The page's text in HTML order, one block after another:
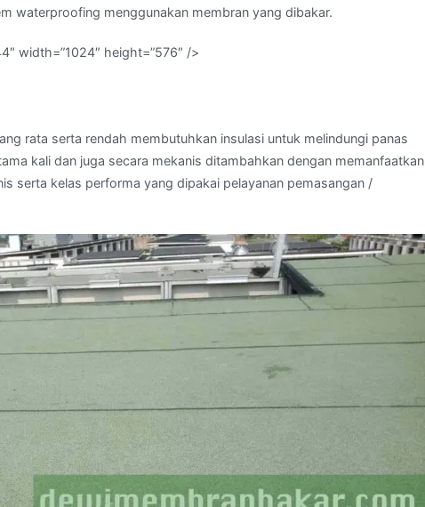
waterproofing menggunakan membran yang dibakar.
width=”1024″ height=”576″ />
rata serta rendah membutuhkan insulasi untuk melindungi panas
kali dan juga secara mekanis ditambahkan dengan memanfaatkan
serta kelas performa yang dipakai pelayanan pemasangan /